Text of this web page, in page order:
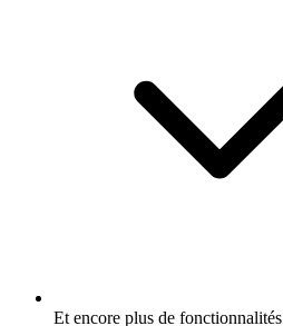
Et encore plus de fonctionnalités